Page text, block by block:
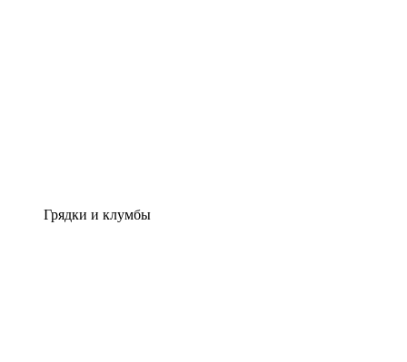
Грядки и клумбы